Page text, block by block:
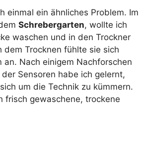
einmal ein ähnliches Problem. Im
Schrebergarten, wollte ich
waschen und in den Trockner
dem Trocknen fühlte sie sich
an. Nach einigem Nachforschen
Sensoren habe ich gelernt,
um die Technik zu kümmern.
frisch gewaschene, trockene